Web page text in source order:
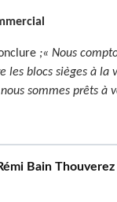
;« Nous
les blocs sièges à la
sommes prêts à
Bain Thouverez